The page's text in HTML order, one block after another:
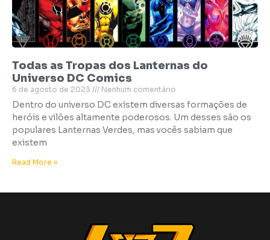
Todas as Tropas dos Lanternas do
Universo DC Comics
6 de agosto de 2023 Nenhum comentário
Dentro do universo DC existem diversas formações de
heróis e vilões altamente poderosos. Um desses são os
populares Lanternas Verdes, mas vocês sabiam que
existem
Read More »